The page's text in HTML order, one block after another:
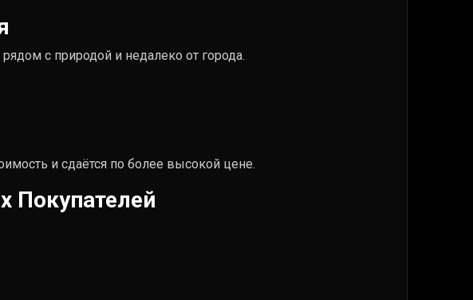
с природой и недалеко от города.
и сдаётся по более высокой цене.
Покупателей